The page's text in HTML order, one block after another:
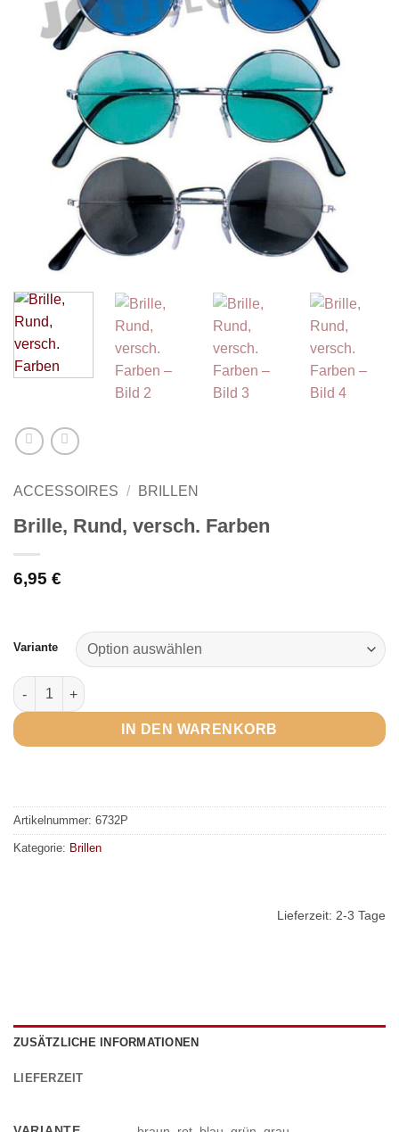
ACCESSOIRES / BRILLEN
Brille, Rund, versch. Farben
6,95 €
Variante
Brille, Rund, versch. Farben Menge
IN DEN WARENKORB
Artikelnummer: 6732P
Kategorie: Brillen
Lieferzeit: 2-3 Tage
ZUSÄTZLICHE INFORMATIONEN
LIEFERZEIT